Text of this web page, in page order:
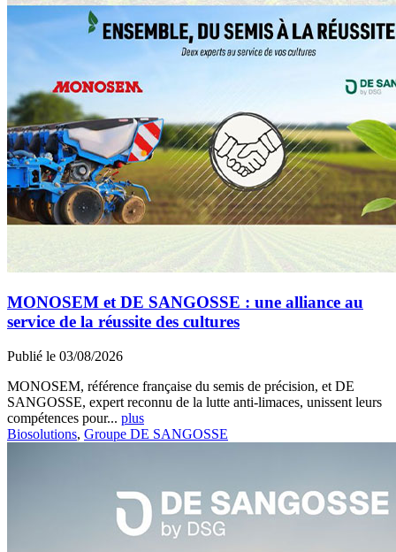
MONOSEM et DE SANGOSSE : une alliance au
service de la réussite des cultures
Publié le 03/08/2026
MONOSEM, référence française du semis de précision, et DE
SANGOSSE, expert reconnu de la lutte anti-limaces, unissent leurs
compétences pour... plus
Biosolutions, Groupe DE SANGOSSE